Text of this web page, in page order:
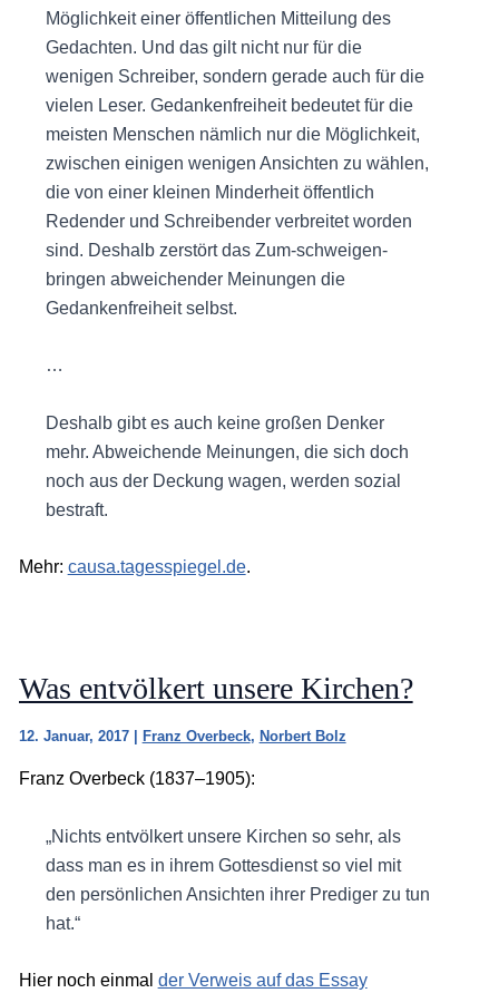
Möglichkeit einer öffentlichen Mitteilung des
Gedachten. Und das gilt nicht nur für die
wenigen Schreiber, sondern gerade auch für die
vielen Leser. Gedankenfreiheit bedeutet für die
meisten Menschen nämlich nur die Möglichkeit,
zwischen einigen wenigen Ansichten zu wählen,
die von einer kleinen Minderheit öffentlich
Redender und Schreibender verbreitet worden
sind. Deshalb zerstört das Zum-schweigen-
bringen abweichender Meinungen die
Gedankenfreiheit selbst.
…
Deshalb gibt es auch keine großen Denker
mehr. Abweichende Meinungen, die sich doch
noch aus der Deckung wagen, werden sozial
bestraft.
Mehr: causa.tagesspiegel.de.
Was entvölkert unsere Kirchen?
12. Januar, 2017 Franz Overbeck, Norbert Bolz
Franz Overbeck (1837–1905):
„Nichts entvölkert unsere Kirchen so sehr, als
dass man es in ihrem Gottesdienst so viel mit
den persönlichen Ansichten ihrer Prediger zu tun
hat.“
Hier noch einmal der Verweis auf das Essay